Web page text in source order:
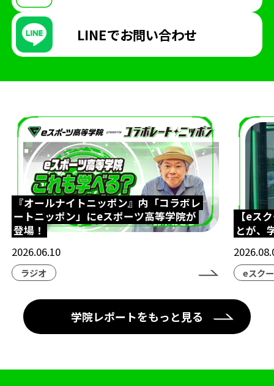
LINEでお問い合わせ
『オールナイトニッポン』内「コラボレ
ートニッポン」にeスポーツ高等学院が
登場！
2026.06.10
ラジオ
【eス
とが、
eスク
学院レポートをもっと見る